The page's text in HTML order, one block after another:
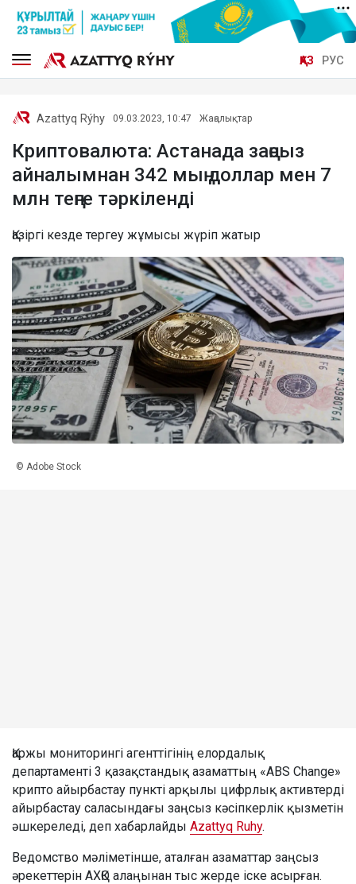
ҚАЗ РУС
Azattyq Rýhy 09.03.2023, 10:47 Жаңалықтар
Криптовалюта: Астанада заңсыз
айналымнан 342 мың доллар мен 7
млн теңге тәркіленді
Қазіргі кезде тергеу жұмысы жүріп жатыр
© Adobe Stock
Қаржы мониторингі агенттігінің елордалық
департаменті 3 қазақстандық азаматтың «ABS Change»
крипто айырбастау пункті арқылы цифрлық активтерді
айырбастау саласындағы заңсыз кәсіпкерлік қызметін
әшкереледі, деп хабарлайды Azattyq Ruhy.
Ведомство мәліметінше, аталған азаматтар заңсыз
әрекеттерін АХҚО алаңынан тыс жерде іске асырған.